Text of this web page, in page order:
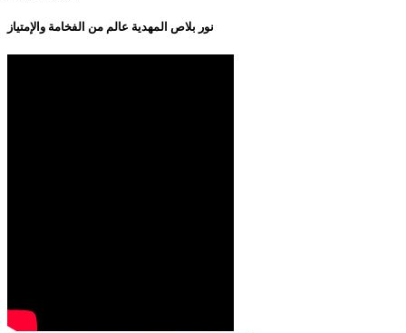
نور بلاص المهدية عالم من الفخامة والإمتياز